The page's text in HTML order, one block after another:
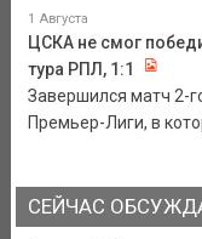
1 Августа
ЦСКА не смог
тура РПЛ, 1:1
Завершился матч 2-
Премьер-Лиги, в
СЕЙЧАС